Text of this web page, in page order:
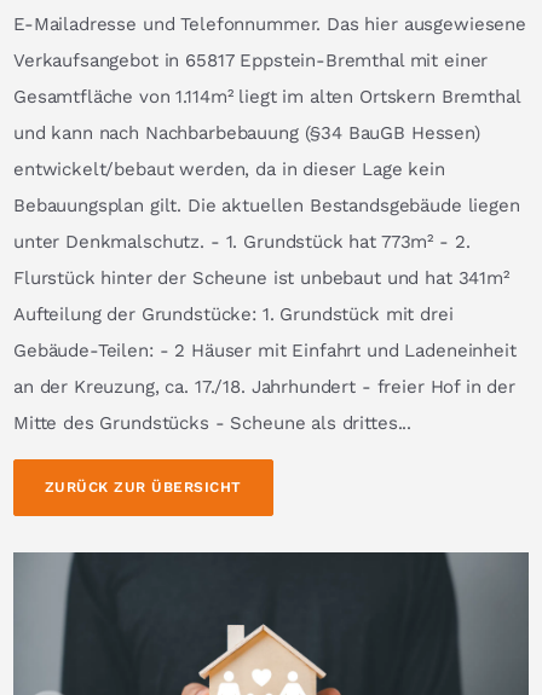
E-Mailadresse und Telefonnummer. Das hier ausgewiesene
Verkaufsangebot in 65817 Eppstein-Bremthal mit einer
Gesamtfläche von 1.114m² liegt im alten Ortskern Bremthal
und kann nach Nachbarbebauung (§34 BauGB Hessen)
entwickelt/bebaut werden, da in dieser Lage kein
Bebauungsplan gilt. Die aktuellen Bestandsgebäude liegen
unter Denkmalschutz. - 1. Grundstück hat 773m² - 2.
Flurstück hinter der Scheune ist unbebaut und hat 341m²
Aufteilung der Grundstücke: 1. Grundstück mit drei
Gebäude-Teilen: - 2 Häuser mit Einfahrt und Ladeneinheit
an der Kreuzung, ca. 17./18. Jahrhundert - freier Hof in der
Mitte des Grundstücks - Scheune als drittes...
ZURÜCK ZUR ÜBERSICHT